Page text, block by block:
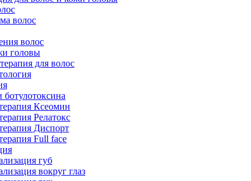
волос
волос
головы
для волос
Ксеомин
Релатокс
Диспорт
Full face
губ
вокруг глаз